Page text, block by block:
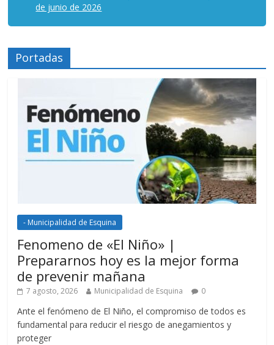
de junio de 2026
Portadas
- Municipalidad de Esquina
Fenomeno de «El Niño» |
Prepararnos hoy es la mejor forma
de prevenir mañana
7 agosto, 2026 Municipalidad de Esquina 0
Ante el fenómeno de El Niño, el compromiso de todos es
fundamental para reducir el riesgo de anegamientos y
proteger